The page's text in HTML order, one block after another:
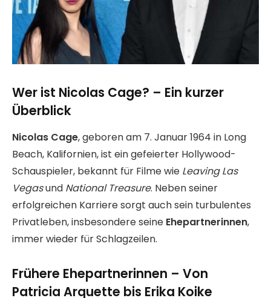
Wer ist Nicolas Cage? – Ein kurzer
Überblick
Nicolas Cage, geboren am 7. Januar 1964 in Long
Beach, Kalifornien, ist ein gefeierter Hollywood-
Schauspieler, bekannt für Filme wie Leaving Las
Vegasund National Treasure. Neben seiner
erfolgreichen Karriere sorgt auch sein turbulentes
Privatleben, insbesondere seine Ehepartnerinnen,
immer wieder für Schlagzeilen.
Frühere Ehepartnerinnen – Von
Patricia Arquette bis Erika Koike